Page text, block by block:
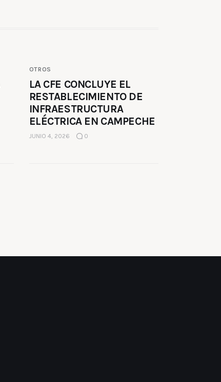
OTROS
LA CFE CONCLUYE EL
RESTABLECIMIENTO DE
INFRAESTRUCTURA
ELÉCTRICA EN CAMPECHE
JUNIO 4, 2026 0